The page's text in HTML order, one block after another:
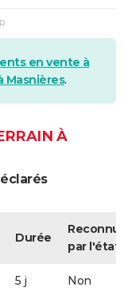
en vente à
Masnières.
À
Durée
par l'état
5 j Non